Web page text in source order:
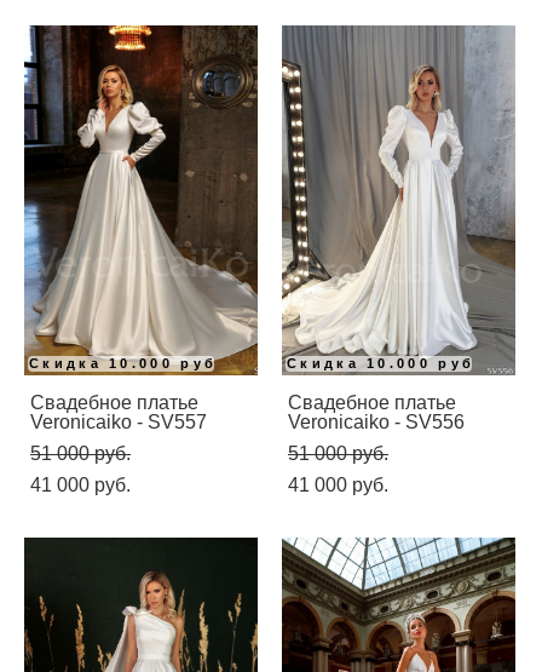
Скидка 10.000 руб
Свадебное платье
Veronicaiko - SV557
51 000 pуб.
41 000 pуб.
Скидка 10.000 руб
Свадебное платье
Veronicaiko - SV556
51 000 pуб.
41 000 pуб.